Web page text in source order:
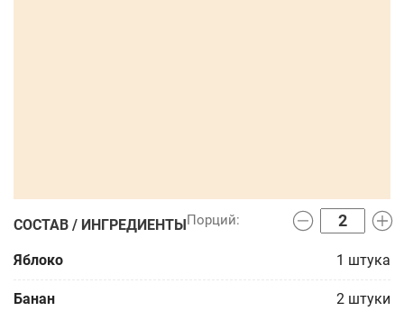
СОСТАВ / ИНГРЕДИЕНТЫ
Яблоко 1 штука
Банан 2 штуки